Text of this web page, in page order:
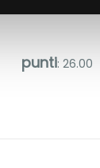
punti: 26.00